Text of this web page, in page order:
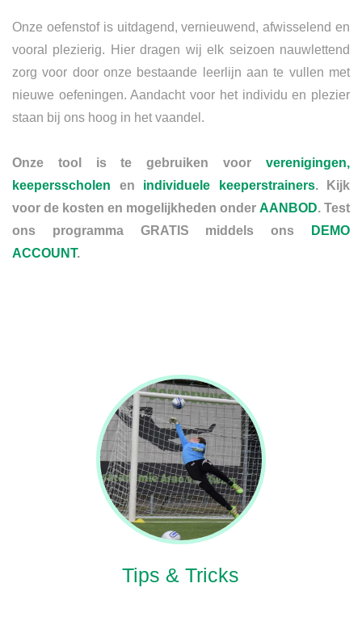
Onze oefenstof is uitdagend, vernieuwend, afwisselend en
vooral plezierig. Hier dragen wij elk seizoen nauwlettend
zorg voor door onze bestaande leerlijn aan te vullen met
nieuwe oefeningen. Aandacht voor het individu en plezier
staan bij ons hoog in het vaandel.
Onze tool is te gebruiken voor verenigingen,
keepersscholen en individuele keeperstrainers. Kijk
voor de kosten en mogelijkheden onder AANBOD. Test
ons programma GRATIS middels ons
DEMO
ACCOUNT.
Tips & Tricks